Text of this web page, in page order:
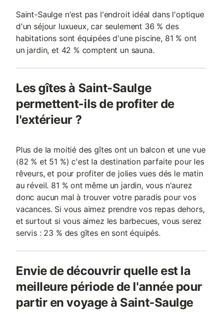
Saint-Saulge n'est pas l'endroit idéal dans l'optique
d'un séjour luxueux, car seulement 36 % des
habitations sont équipées d'une piscine, 81 % ont
un jardin, et 42 % comptent un sauna.
Les gîtes à Saint-Saulge
permettent-ils de profiter de
l'extérieur ?
Plus de la moitié des gîtes ont un balcon et une vue
(82 % et 51 %) c'est la destination parfaite pour les
rêveurs, et pour profiter de jolies vues dés le matin
au réveil. 81 % ont même un jardin, vous n'aurez
donc aucun mal à trouver votre paradis pour vos
vacances. Si vous aimez prendre vos repas dehors,
et surtout si vous aimez les barbecues, vous serez
servis : 23 % des gîtes en sont équipés.
Envie de découvrir quelle est la
meilleure période de l'année pour
partir en voyage à Saint-Saulge